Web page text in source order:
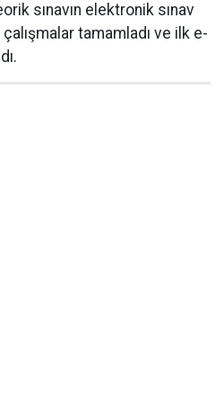
sınavın elektronik sınav
tamamladı ve ilk e-